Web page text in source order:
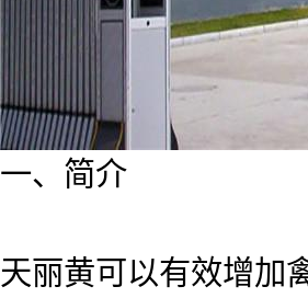
一、简介
天丽黄可以有效增加